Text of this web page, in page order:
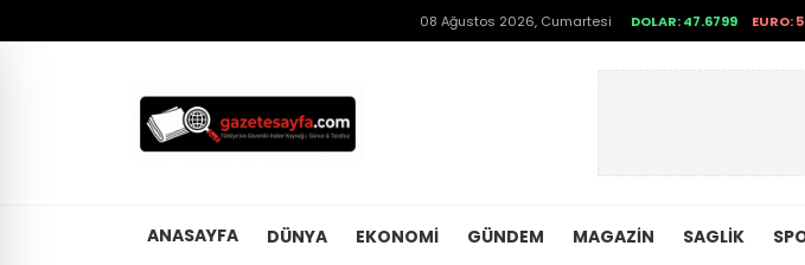
08 Ağustos 2026, Cumartesi DOLAR: 47.6799 EURO:
ANASAYFA DÜNYA EKONOMI GÜNDEM MAGAZIN SAGLIK